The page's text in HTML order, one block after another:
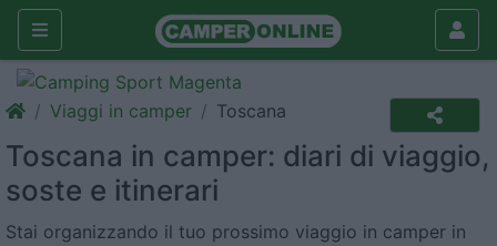
Viaggi in camper Toscana
Toscana in camper: diari di viaggio,
soste e itinerari
Stai organizzando il tuo prossimo viaggio in camper in